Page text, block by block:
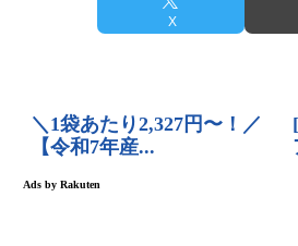
X